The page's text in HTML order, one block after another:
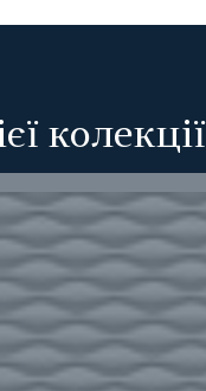
колекції